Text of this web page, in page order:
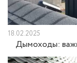
18.02.2025
Дымоходы: